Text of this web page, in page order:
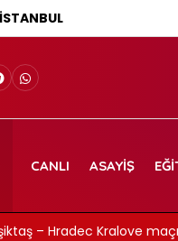
İSTANBUL
CANLI ASAYIŞ
– Hradec Kralove